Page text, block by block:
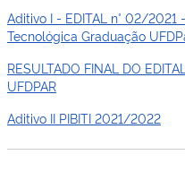
Aditivo I - EDITAL n° 02/2021
Tecnológica Graduação
RESULTADO FINAL DO
UFDPAR
Aditivo II PIBITI 2021/2022